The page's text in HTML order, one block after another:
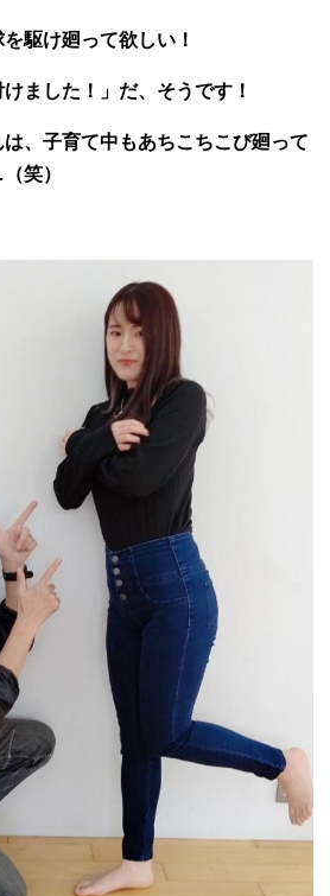
駆け廻って欲しい！
ました！」だ、そうです！
、子育て中もあちこちこび廻って
笑）